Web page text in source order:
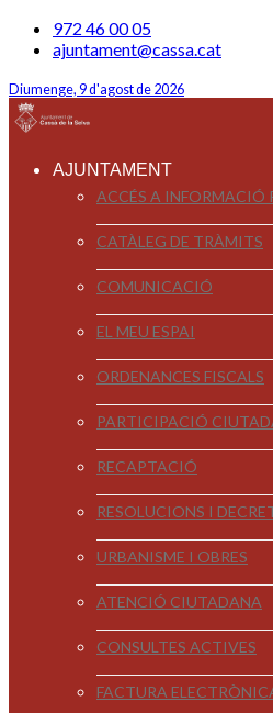
972 46 00 05
ajuntament@cassa.cat
Diumenge, 9 d'agost de 2026
AJUNTAMENT
ACCÉS A INFORMACIÓ
CATÀLEG DE TRÀMITS
COMUNICACIÓ
EL MEU ESPAI
ORDENANCES FISCALS
PARTICIPACIÓ
RECAPTACIÓ
RESOLUCIONS I
URBANISME I OBRES
ATENCIÓ CIUTADANA
CONSULTES ACTIVES
FACTURA